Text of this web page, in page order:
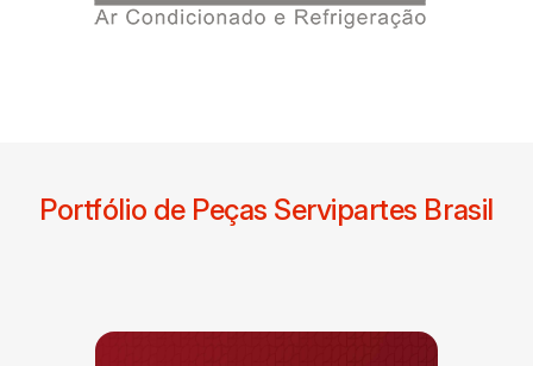
Portfólio de Peças Servipartes Brasil